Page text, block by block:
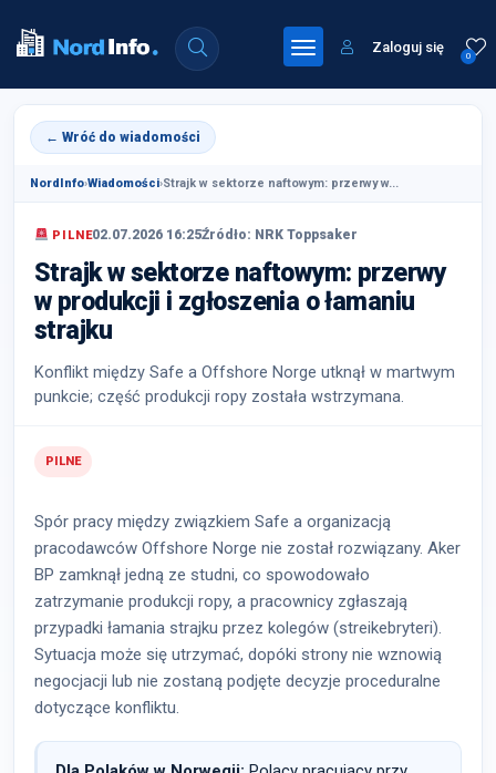
0
Zaloguj się
← Wróć do wiadomości
NordInfo›Wiadomości›Strajk w sektorze naftowym: przerwy w...
PILNE02.07.2026 16:25Źródło: NRK Toppsaker
Strajk w sektorze naftowym: przerwy
w produkcji i zgłoszenia o łamaniu
strajku
Konflikt między Safe a Offshore Norge utknął w martwym
punkcie; część produkcji ropy została wstrzymana.
PILNE
Spór pracy między związkiem Safe a organizacją
pracodawców Offshore Norge nie został rozwiązany. Aker
BP zamknął jedną ze studni, co spowodowało
zatrzymanie produkcji ropy, a pracownicy zgłaszają
przypadki łamania strajku przez kolegów (streikebryteri).
Sytuacja może się utrzymać, dopóki strony nie wznowią
negocjacji lub nie zostaną podjęte decyzje proceduralne
dotyczące konfliktu.